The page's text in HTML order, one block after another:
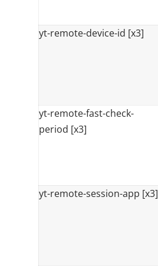
yt-remote-device-id [x3]
yt-remote-fast-check-
period [x3]
yt-remote-session-app [x3]